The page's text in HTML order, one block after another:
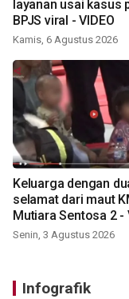
layanan usai kasus
BPJS viral - VIDEO
Kamis, 6 Agustus 2026
Keluarga dengan
selamat dari maut
Mutiara Sentosa 2 -
Senin, 3 Agustus 2026
Infografik